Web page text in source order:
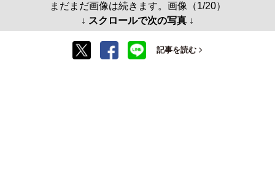
まだまだ画像は続きます。画像（1/20）
↓ スクロールで次の写真 ↓
記事を読む